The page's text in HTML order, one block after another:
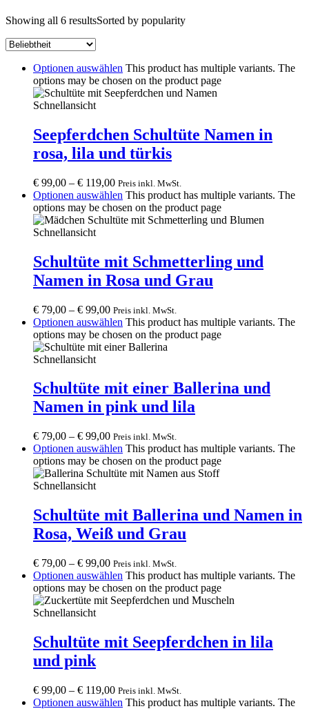
Showing all 6 resultsSorted by popularity
Optionen auswählen This product has multiple variants. The
options may be chosen on the product page
Schnellansicht
Seepferdchen Schultüte Namen in
rosa, lila und türkis
€ 99,00 – € 119,00 Preis inkl. MwSt.
Optionen auswählen This product has multiple variants. The
options may be chosen on the product page
Schnellansicht
Schultüte mit Schmetterling und
Namen in Rosa und Grau
€ 79,00 – € 99,00 Preis inkl. MwSt.
Optionen auswählen This product has multiple variants. The
options may be chosen on the product page
Schnellansicht
Schultüte mit einer Ballerina und
Namen in pink und lila
€ 79,00 – € 99,00 Preis inkl. MwSt.
Optionen auswählen This product has multiple variants. The
options may be chosen on the product page
Schnellansicht
Schultüte mit Ballerina und Namen in
Rosa, Weiß und Grau
€ 79,00 – € 99,00 Preis inkl. MwSt.
Optionen auswählen This product has multiple variants. The
options may be chosen on the product page
Schnellansicht
Schultüte mit Seepferdchen in lila
und pink
€ 99,00 – € 119,00 Preis inkl. MwSt.
Optionen auswählen This product has multiple variants. The